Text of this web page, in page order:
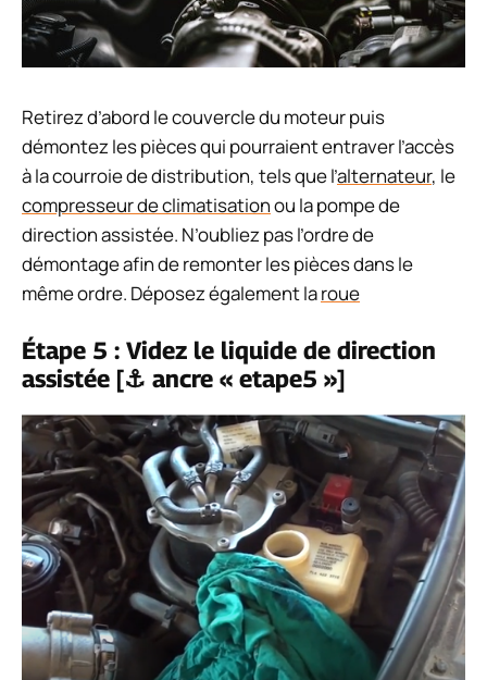
Retirez d’abord le couvercle du moteur puis
démontez les pièces qui pourraient entraver l’accès
à la courroie de distribution, tels que l’alternateur, le
compresseur de climatisationou la pompe de
direction assistée. N’oubliez pas l’ordre de
démontage afin de remonter les pièces dans le
même ordre. Déposez également laroue
Étape 5 : Videz le liquide de direction
assistée [⚓ ancre « etape5 »]